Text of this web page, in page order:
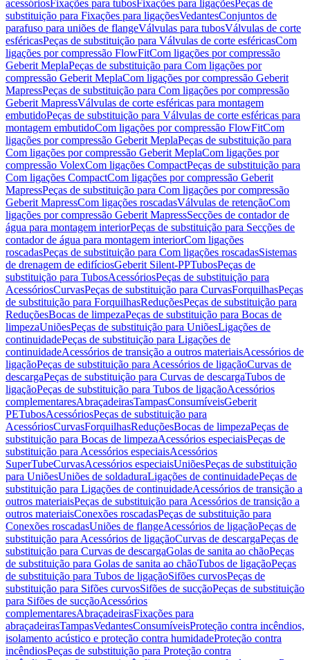
acessóriosFixações para tubosFixações para ligaçõesPeças de
substituição para Fixações para ligaçõesVedantesConjuntos de
parafuso para uniões de flangeVálvulas para tubosVálvulas de corte
esféricasPeças de substituição para Válvulas de corte esféricasCom
ligações por compressão FlowFitCom ligações por compressão
Geberit MeplaPeças de substituição para Com ligações por
compressão Geberit MeplaCom ligações por compressão Geberit
MapressPeças de substituição para Com ligações por compressão
Geberit MapressVálvulas de corte esféricas para montagem
embutidoPeças de substituição para Válvulas de corte esféricas para
montagem embutidoCom ligações por compressão FlowFitCom
ligações por compressão Geberit MeplaPeças de substituição para
Com ligações por compressão Geberit MeplaCom ligações por
compressão VolexCom ligações CompactPeças de substituição para
Com ligações CompactCom ligações por compressão Geberit
MapressPeças de substituição para Com ligações por compressão
Geberit MapressCom ligações roscadasVálvulas de retençãoCom
ligações por compressão Geberit MapressSecções de contador de
água para montagem interiorPeças de substituição para Secções de
contador de água para montagem interiorCom ligações
roscadasPeças de substituição para Com ligações roscadasSistemas
de drenagem de edifíciosGeberit Silent-PPTubosPeças de
substituição para TubosAcessóriosPeças de substituição para
AcessóriosCurvasPeças de substituição para CurvasForquilhasPeças
de substituição para ForquilhasReduçõesPeças de substituição para
ReduçõesBocas de limpezaPeças de substituição para Bocas de
limpezaUniõesPeças de substituição para UniõesLigações de
continuidadePeças de substituição para Ligações de
continuidadeAcessórios de transição a outros materiaisAcessórios de
ligaçãoPeças de substituição para Acessórios de ligaçãoCurvas de
descargaPeças de substituição para Curvas de descargaTubos de
ligaçãoPeças de substituição para Tubos de ligaçãoAcessórios
complementaresAbraçadeirasTampasConsumíveisGeberit
PETubosAcessóriosPeças de substituição para
AcessóriosCurvasForquilhasReduçõesBocas de limpezaPeças de
substituição para Bocas de limpezaAcessórios especiaisPeças de
substituição para Acessórios especiaisAcessórios
SuperTubeCurvasAcessórios especiaisUniõesPeças de substituição
para UniõesUniões de soldaduraLigações de continuidadePeças de
substituição para Ligações de continuidadeAcessórios de transição a
outros materiaisPeças de substituição para Acessórios de transição a
outros materiaisConexões roscadasPeças de substituição para
Conexões roscadasUniões de flangeAcessórios de ligaçãoPeças de
substituição para Acessórios de ligaçãoCurvas de descargaPeças de
substituição para Curvas de descargaGolas de sanita ao chãoPeças
de substituição para Golas de sanita ao chãoTubos de ligaçãoPeças
de substituição para Tubos de ligaçãoSifões curvosPeças de
substituição para Sifões curvosSifões de sucçãoPeças de substituição
para Sifões de sucçãoAcessórios
complementaresAbraçadeirasFixações para
abraçadeirasTampasVedantesConsumíveisProteção contra incêndios,
isolamento acústico e proteção contra humidadeProteção contra
incêndiosPeças de substituição para Proteção contra